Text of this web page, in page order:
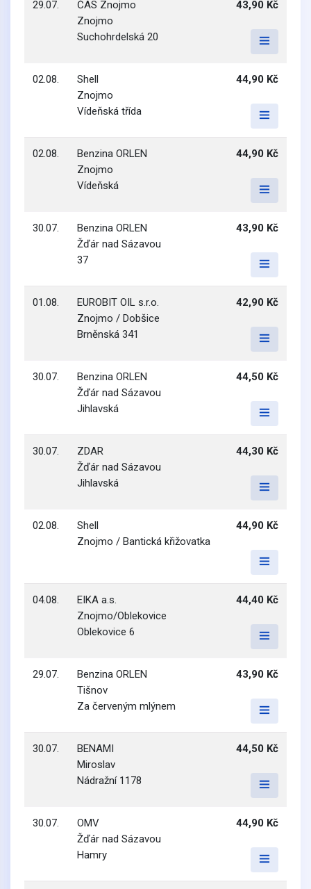
29.07.
ČAS Znojmo
Znojmo
Suchohrdelská 20
43,90 Kč
02.08.
Shell
Znojmo
Vídeňská třída
44,90 Kč
02.08.
Benzina ORLEN
Znojmo
Vídeňská
44,90 Kč
30.07.
Benzina ORLEN
Žďár nad Sázavou
37
43,90 Kč
01.08.
EUROBIT OIL s.r.o.
Znojmo / Dobšice
Brněnská 341
42,90 Kč
30.07.
Benzina ORLEN
Žďár nad Sázavou
Jihlavská
44,50 Kč
30.07.
ZDAR
Žďár nad Sázavou
Jihlavská
44,30 Kč
02.08.
Shell
Znojmo / Bantická křižovatka
44,90 Kč
04.08.
EIKA a.s.
Znojmo/Oblekovice
Oblekovice 6
44,40 Kč
29.07.
Benzina ORLEN
Tišnov
Za červeným mlýnem
43,90 Kč
30.07.
BENAMI
Miroslav
Nádražní 1178
44,50 Kč
30.07.
OMV
Žďár nad Sázavou
Hamry
44,90 Kč